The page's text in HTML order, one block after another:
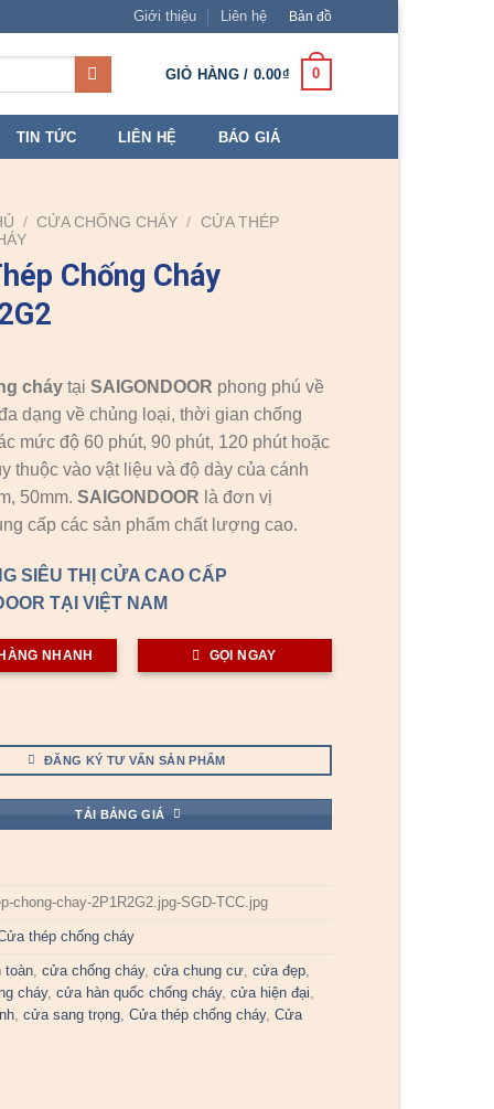
Giới thiệu Liên hệ Bản đồ
GIỎ HÀNG / 0.00₫ 0
TIN TỨC LIÊN HỆ BÁO GIÁ
/ CỬA CHỐNG CHÁY / CỬA THÉP
Chống Cháy
cháy tạiSAIGONDOOR phong phú về
dạng về chủng loại, thời gian chống
mức độ 60 phút, 90 phút, 120 phút hoặc
thuộc vào vật liệu và độ dày của cánh
50mm.SAIGONDOOR là đơn vị
cấp các sản phẩm chất lượng cao.
SIÊU THỊ CỬA CAO CẤP
TẠI VIỆT NAM
NHANH GỌI NGAY
ĐĂNG KÝ TƯ VẤN SẢN PHẨM
TẢI BẢNG GIÁ
chong-chay-2P1R2G2.jpg-SGD-TCC.jpg
thép chống cháy
toàn,cửa chống cháy,cửa chung cư,cửa đẹp,
cháy,cửa hàn quốc chống cháy,cửa hiện đại,
,cửa sang trọng,Cửa thép chống cháy,Cửa